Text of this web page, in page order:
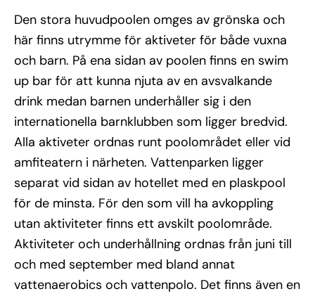
Den stora huvudpoolen omges av grönska och
här finns utrymme för aktiveter för både vuxna
och barn. På ena sidan av poolen finns en swim
up bar för att kunna njuta av en avsvalkande
drink medan barnen underhåller sig i den
internationella barnklubben som ligger bredvid.
Alla aktiveter ordnas runt poolområdet eller vid
amfiteatern i närheten. Vattenparken ligger
separat vid sidan av hotellet med en plaskpool
för de minsta. För den som vill ha avkoppling
utan aktiviteter finns ett avskilt poolområde.
Aktiviteter och underhållning ordnas från juni till
och med september med bland annat
vattenaerobics och vattenpolo. Det finns även en